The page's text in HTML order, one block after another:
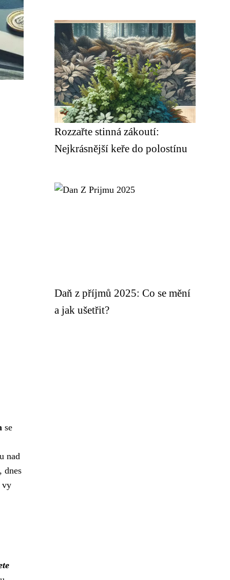
se
nad
dnes
vy
Rozzařte stinná zákoutí:
Nejkrásnější keře do polostínu
Daň z příjmů 2025: Co se mění
a jak ušetřit?